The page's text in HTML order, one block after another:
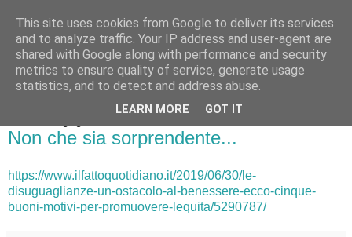
Badiale & Tringali
Non che sia sorprendente...
https://www.ilfattoquotidiano.it/2019/06/30/le-
disuguaglianze-un-ostacolo-al-benessere-ecco-cinque-
buoni-motivi-per-promuovere-lequita/5290787/
This site uses cookies from Google to deliver its services
and to analyze traffic. Your IP address and user-agent are
shared with Google along with performance and security
metrics to ensure quality of service, generate usage
statistics, and to detect and address abuse.
LEARN MORE GOT IT